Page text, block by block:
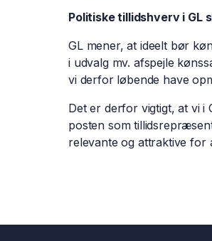
Politiske tillidshverv i
GL mener, at ideelt bør
i udvalg mv. afspejle
vi derfor løbende have
Det er derfor vigtigt, at vi
posten som
relevante og attraktive for